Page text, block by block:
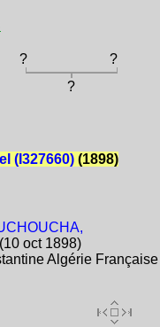
?
?
?
(I327660)(1898)
oct 1898)
Algérie Française